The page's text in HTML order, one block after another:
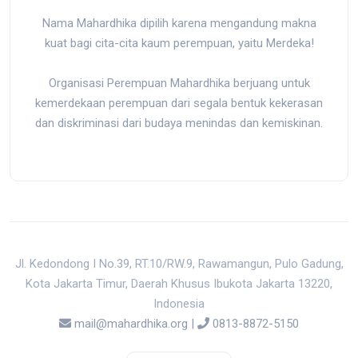
Nama Mahardhika dipilih karena mengandung makna
kuat bagi cita-cita kaum perempuan, yaitu Merdeka!
Organisasi Perempuan Mahardhika berjuang untuk
kemerdekaan perempuan dari segala bentuk kekerasan
dan diskriminasi dari budaya menindas dan kemiskinan.
Jl. Kedondong I No.39, RT.10/RW.9, Rawamangun, Pulo Gadung,
Kota Jakarta Timur, Daerah Khusus Ibukota Jakarta 13220,
Indonesia
mail@mahardhika.org
0813-8872-5150